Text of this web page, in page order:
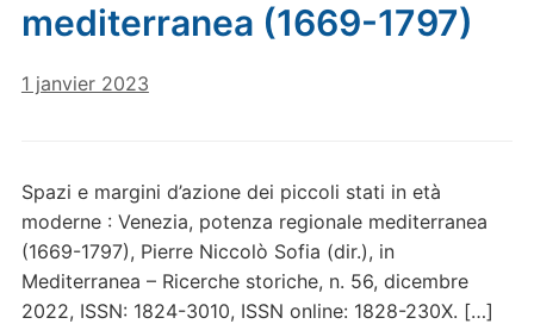
mediterranea (1669-1797)
1 janvier 2023
Spazi e margini d’azione dei piccoli stati in età
moderne : Venezia, potenza regionale mediterranea
(1669-1797), Pierre Niccolò Sofia (dir.), in
Mediterranea – Ricerche storiche, n. 56, dicembre
2022, ISSN: 1824-3010, ISSN online: 1828-230X. […]